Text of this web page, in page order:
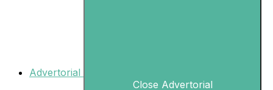
Advertorial
Close Advertorial